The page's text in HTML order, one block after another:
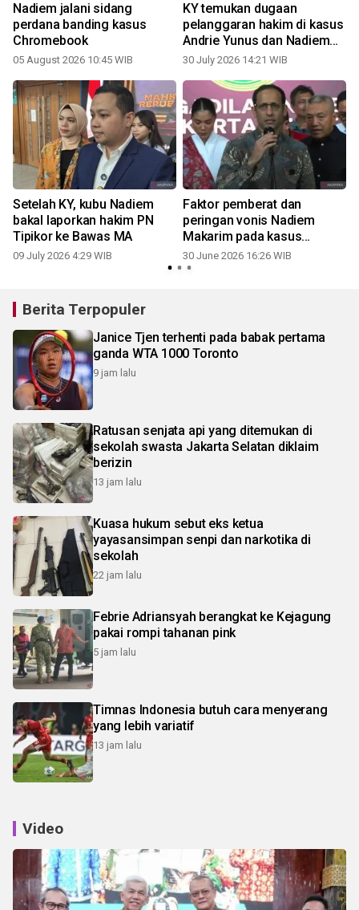
Nadiem jalani sidang
perdana banding kasus
Chromebook
05 August 2026 10:45 WIB
KY temukan dugaan
pelanggaran hakim di kasus
Andrie Yunus dan Nadiem
Makarim
30 July 2026 14:21 WIB
Setelah KY, kubu Nadiem
bakal laporkan hakim PN
Tipikor ke Bawas MA
09 July 2026 4:29 WIB
Faktor pemberat dan
peringan vonis Nadiem
Makarim pada kasus
Chromebook
30 June 2026 16:26 WIB
Berita Terpopuler
Janice Tjen terhenti pada babak pertama
ganda WTA 1000 Toronto
9 jam lalu
Ratusan senjata api yang ditemukan di
sekolah swasta Jakarta Selatan diklaim
berizin
13 jam lalu
Kuasa hukum sebut eks ketua
yayasansimpan senpi dan narkotika di
sekolah
22 jam lalu
Febrie Adriansyah berangkat ke Kejagung
pakai rompi tahanan pink
5 jam lalu
Timnas Indonesia butuh cara menyerang
yang lebih variatif
13 jam lalu
Video